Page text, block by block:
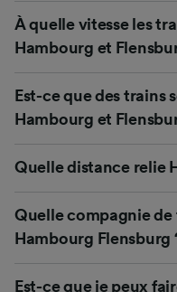
À quelle vitesse les
Hambourg et
Est-ce que des trains
Hambourg et
Quelle distance relie
Quelle compagnie
Hambourg Flensburg
Est-ce que je peux